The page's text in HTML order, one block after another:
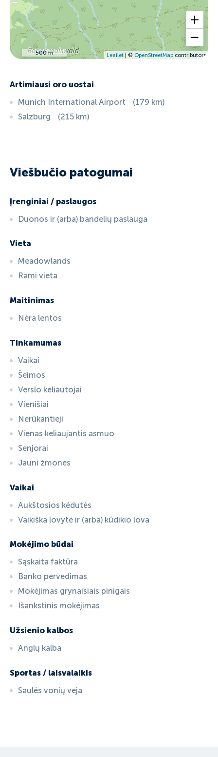
500 m Leaflet| © OpenStreetMapcontributors
Artimiausi oro uostai
Munich International Airport
(179 km)
Salzburg
(215 km)
Viešbučio patogumai
Įrenginiai / paslaugos
Duonos ir (arba) bandelių paslauga
Vieta
Meadowlands
Rami vieta
Maitinimas
Nėra lentos
Tinkamumas
Vaikai
Šeimos
Verslo keliautojai
Vienišiai
Nerūkantieji
Vienas keliaujantis asmuo
Senjorai
Jauni žmonės
Vaikai
Aukštosios kėdutės
Vaikiška lovytė ir (arba) kūdikio lova
Mokėjimo būdai
Sąskaita faktūra
Banko pervedimas
Mokėjimas grynaisiais pinigais
Išankstinis mokėjimas
Užsienio kalbos
Anglų kalba
Sportas / laisvalaikis
Saulės vonių veja